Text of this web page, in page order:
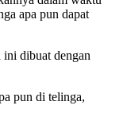
apa pun dapat
dibuat dengan
pun di telinga,